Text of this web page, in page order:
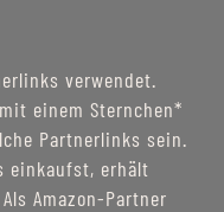
verwendet.
einem Sternchen*
Partnerlinks sein.
einkaufst, erhält
Amazon-Partner